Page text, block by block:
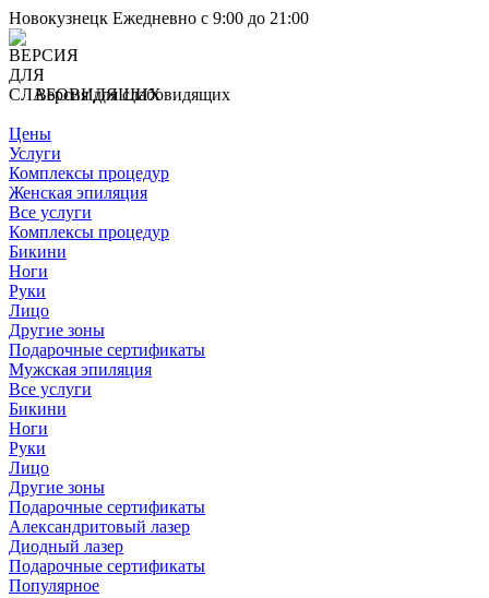
Новокузнецк Ежедневно с 9:00 до 21:00
Версия для слабовидящих
Цены
Услуги
Комплексы процедур
Женская эпиляция
Все услуги
Комплексы процедур
Бикини
Ноги
Руки
Лицо
Другие зоны
Подарочные сертификаты
Мужская эпиляция
Все услуги
Бикини
Ноги
Руки
Лицо
Другие зоны
Подарочные сертификаты
Александритовый лазер
Диодный лазер
Подарочные сертификаты
Популярное